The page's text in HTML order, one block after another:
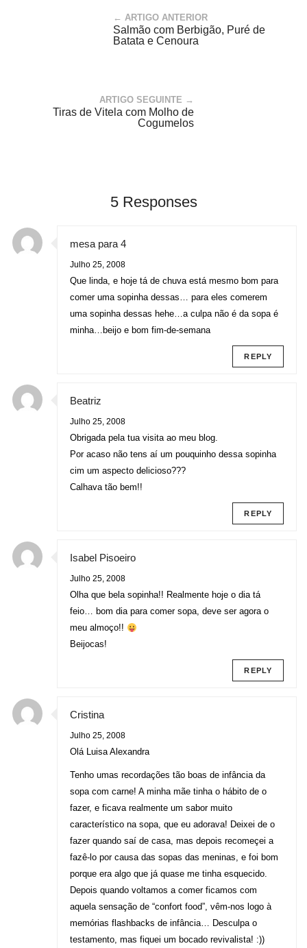
← ARTIGO ANTERIOR
Salmão com Berbigão, Puré de
Batata e Cenoura
ARTIGO SEGUINTE →
Tiras de Vitela com Molho de
Cogumelos
5 Responses
mesa para 4
Julho 25, 2008
Que linda, e hoje tá de chuva está mesmo bom para
comer uma sopinha dessas… para eles comerem
uma sopinha dessas hehe…a culpa não é da sopa é
minha…beijo e bom fim-de-semana
REPLY
Beatriz
Julho 25, 2008
Obrigada pela tua visita ao meu blog.
Por acaso não tens aí um pouquinho dessa sopinha
cim um aspecto delicioso???
Calhava tão bem!!
REPLY
Isabel Pisoeiro
Julho 25, 2008
Olha que bela sopinha!! Realmente hoje o dia tá
feio… bom dia para comer sopa, deve ser agora o
meu almoço!!
Beijocas!
REPLY
Cristina
Julho 25, 2008
Olá Luisa Alexandra
Tenho umas recordações tão boas de infância da
sopa com carne! A minha mãe tinha o hábito de o
fazer, e ficava realmente um sabor muito
característico na sopa, que eu adorava! Deixei de o
fazer quando saí de casa, mas depois recomeçei a
fazê-lo por causa das sopas das meninas, e foi bom
porque era algo que já quase me tinha esquecido.
Depois quando voltamos a comer ficamos com
aquela sensação de “confort food”, vêm-nos logo à
memórias flashbacks de infância… Desculpa o
testamento, mas fiquei um bocado revivalista! :))